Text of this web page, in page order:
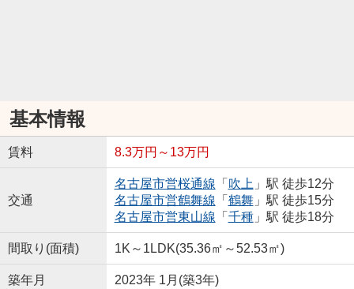
基本情報
賃料 8.3万円～13万円
交通
名古屋市営桜通線 「 吹上 」駅 徒歩12分
名古屋市営鶴舞線 「 鶴舞」駅 徒歩15分
名古屋市営東山線 「 千種」駅 徒歩18分
間取り(面積) 1K～1LDK(35.36㎡～52.53㎡)
築年月 2023年 1月(築3年)